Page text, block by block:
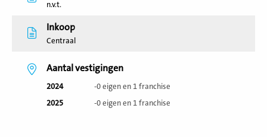
n.v.t.
Inkoop
Centraal
Aantal vestigingen
2024
-0 eigen en 1 franchise
2025
-0 eigen en 1 franchise